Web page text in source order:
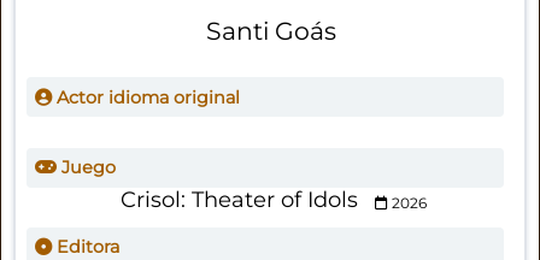
Santi Goás
Actor idioma original
Juego
Crisol: Theater of Idols 2026
Editora